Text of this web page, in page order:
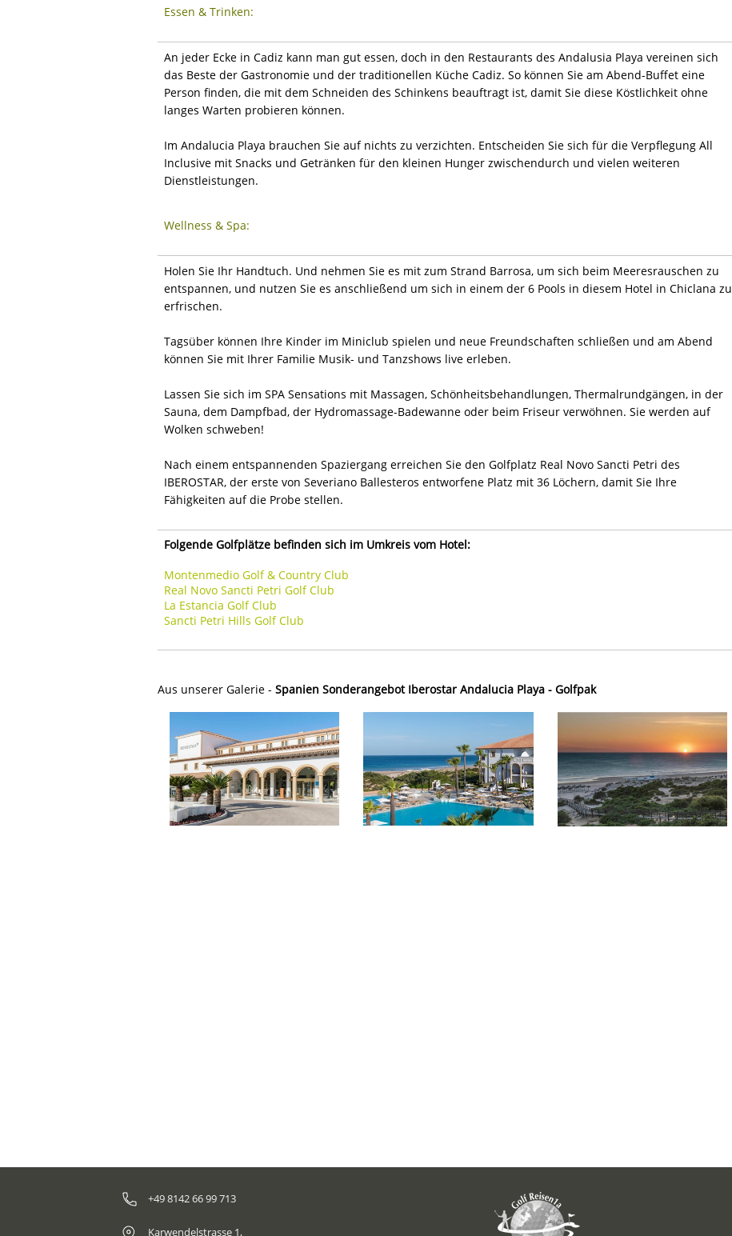
Essen & Trinken:
An jeder Ecke in Cadiz kann man gut essen, doch in den Restaurants des Andalusia Playa vereinen sich
das Beste der Gastronomie und der traditionellen Küche Cadiz. So können Sie am Abend-Buffet eine
Person finden, die mit dem Schneiden des Schinkens beauftragt ist, damit Sie diese Köstlichkeit ohne
langes Warten probieren können.
Im Andalucia Playa brauchen Sie auf nichts zu verzichten. Entscheiden Sie sich für die Verpflegung All
Inclusive mit Snacks und Getränken für den kleinen Hunger zwischendurch und vielen weiteren
Dienstleistungen.
Wellness & Spa:
Holen Sie Ihr Handtuch. Und nehmen Sie es mit zum Strand Barrosa, um sich beim Meeresrauschen zu
entspannen, und nutzen Sie es anschließend um sich in einem der 6 Pools in diesem Hotel in Chiclana zu
erfrischen.
Tagsüber können Ihre Kinder im Miniclub spielen und neue Freundschaften schließen und am Abend
können Sie mit Ihrer Familie Musik- und Tanzshows live erleben.
Lassen Sie sich im SPA Sensations mit Massagen, Schönheitsbehandlungen, Thermalrundgängen, in der
Sauna, dem Dampfbad, der Hydromassage-Badewanne oder beim Friseur verwöhnen. Sie werden auf
Wolken schweben!
Nach einem entspannenden Spaziergang erreichen Sie den Golfplatz Real Novo Sancti Petri des
IBEROSTAR, der erste von Severiano Ballesteros entworfene Platz mit 36 Löchern, damit Sie Ihre
Fähigkeiten auf die Probe stellen.
Folgende Golfplätze befinden sich im Umkreis vom Hotel:
Montenmedio Golf & Country Club
Real Novo Sancti Petri Golf Club
La Estancia Golf Club
Sancti Petri Hills Golf Club
Aus unserer Galerie - Spanien Sonderangebot Iberostar Andalucia Playa - Golfpak
+49 8142 66 99 713
Karwendelstrasse 1,